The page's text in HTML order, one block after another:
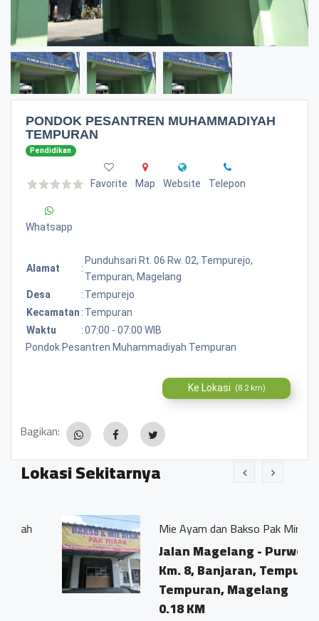
PONDOK PESANTREN MUHAMMADIYAH
TEMPURAN
Pendidikan
Favorite Map Website Telepon
Whatsapp
Alamat :
Punduhsari Rt. 06 Rw. 02, Tempurejo,
Tempuran, Magelang
Desa
: Tempurejo
Kecamatan : Tempuran
Waktu
:07:00 - 07:00 WIB
Pondok Pesantren Muhammadiyah Tempuran
Ke Lokasi (8.2 km)
Bagikan:
Lokasi Sekitarnya
Mie Ayam dan Bakso Pak Miran
Jalan Magelang - Purworejo
Km. 8, Banjaran, Tempurejo,
Tempuran, Magelang
0.18 KM